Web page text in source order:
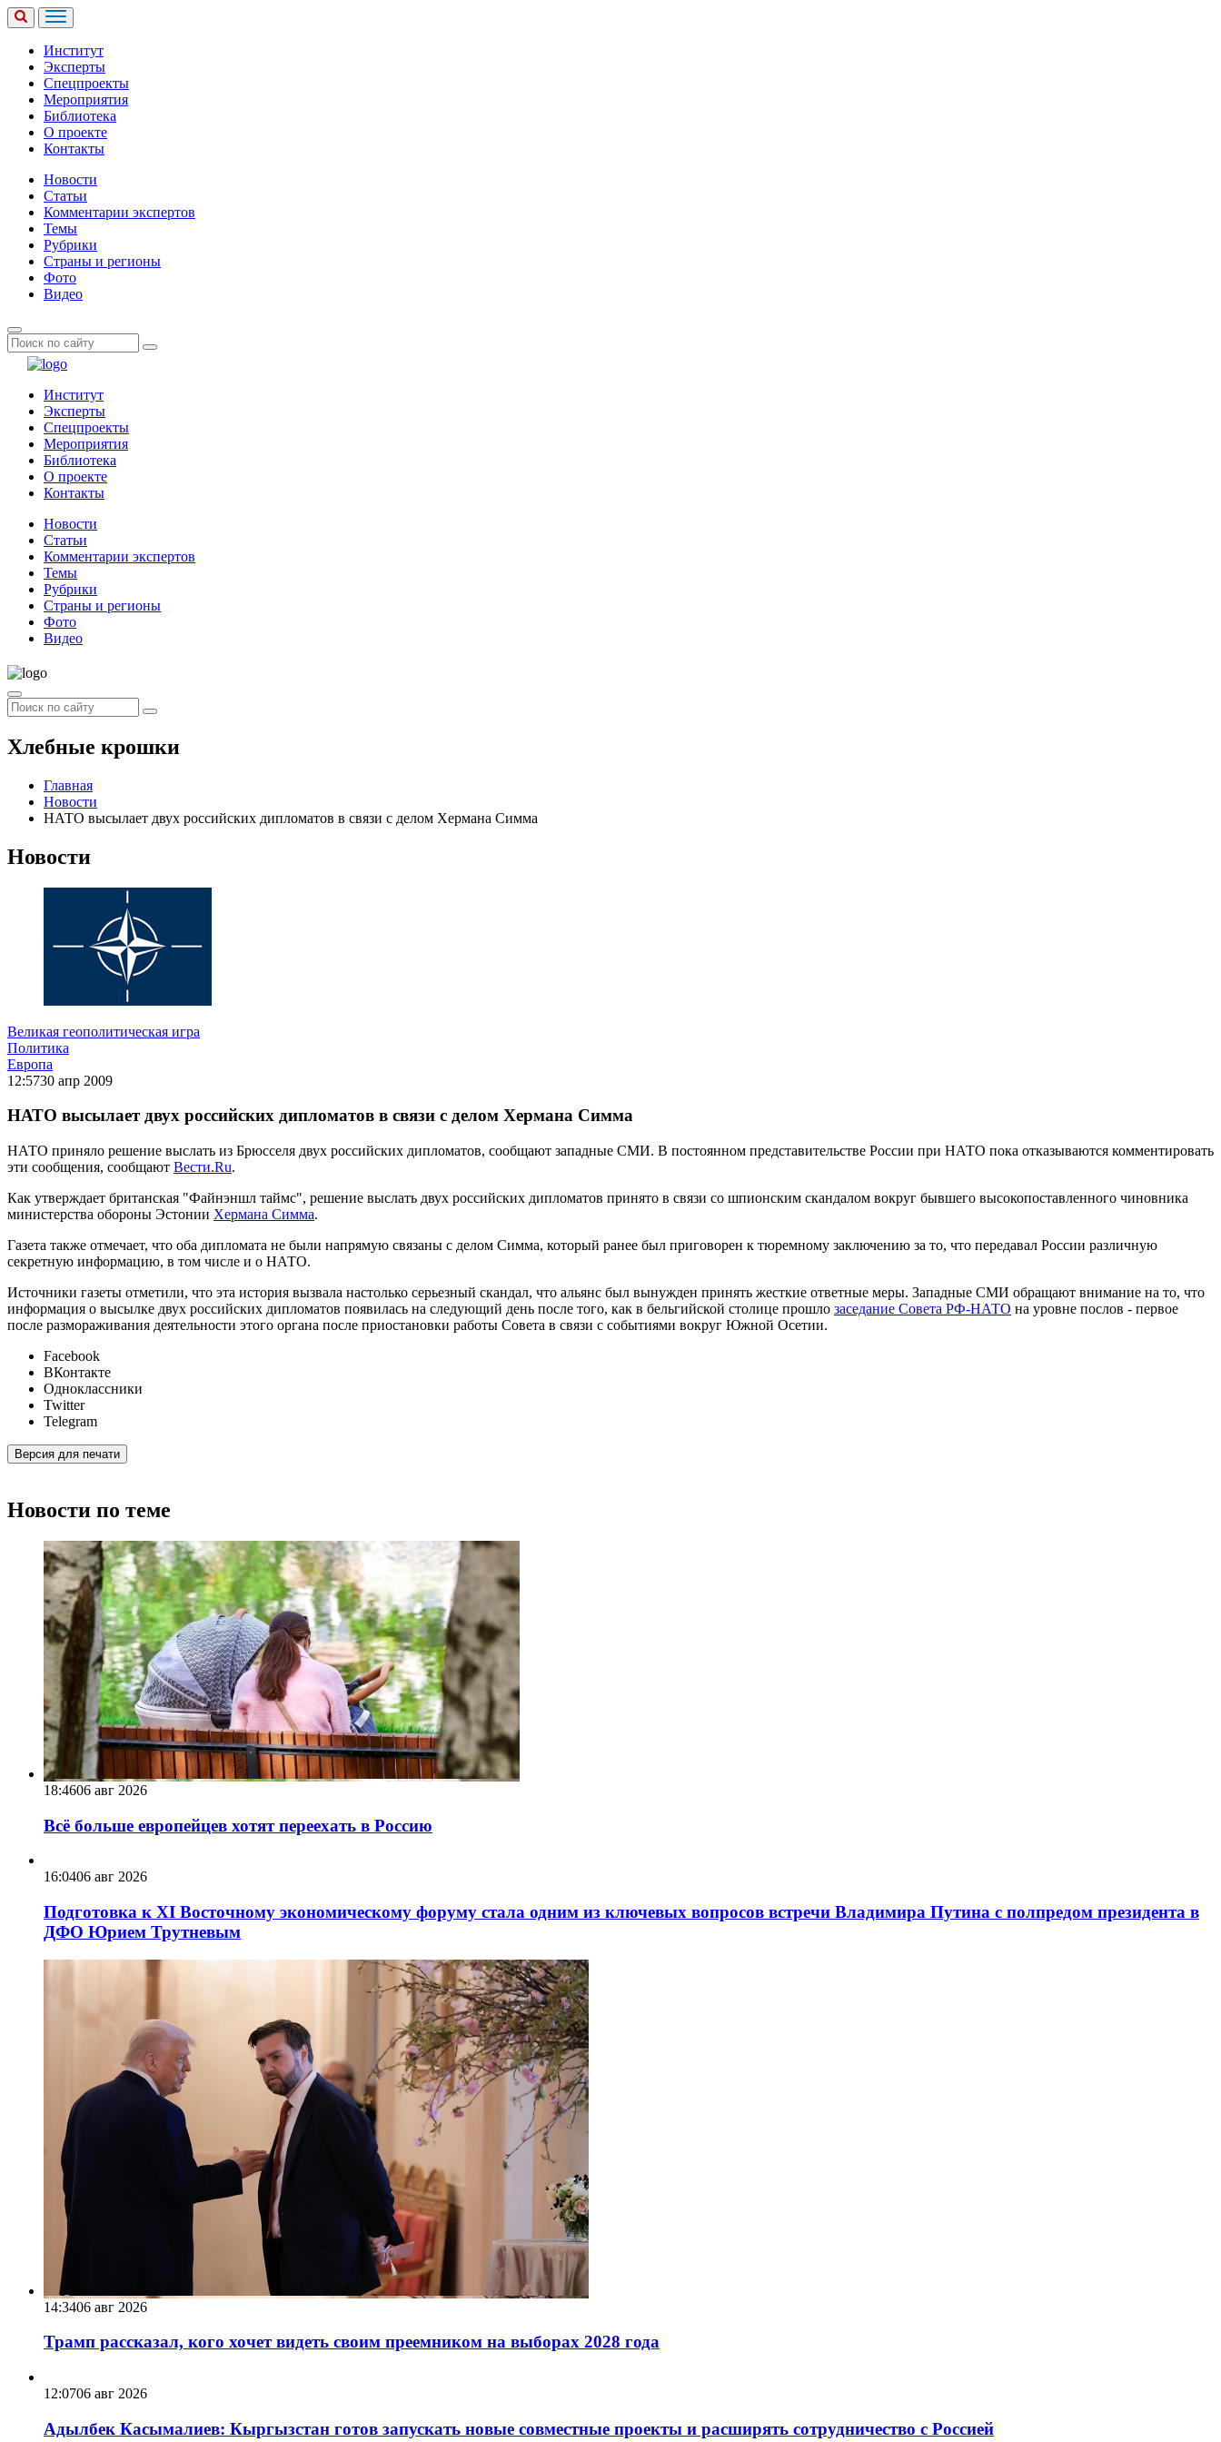
Институт
Эксперты
Спецпроекты
Мероприятия
Библиотека
О проекте
Контакты
Новости
Статьи
Комментарии экспертов
Темы
Рубрики
Страны и регионы
Фото
Видео
Институт
Эксперты
Спецпроекты
Мероприятия
Библиотека
О проекте
Контакты
Новости
Статьи
Комментарии экспертов
Темы
Рубрики
Страны и регионы
Фото
Видео
Хлебные крошки
Главная
Новости
НАТО высылает двух российских дипломатов в связи с делом Хермана Симма
Новости
Великая геополитическая игра
Политика
Европа
12:5730 апр 2009
НАТО высылает двух российских дипломатов в связи с делом Хермана Симма
НАТО приняло решение выслать из Брюсселя двух российских дипломатов, сообщают западные СМИ. В постоянном представительстве России при НАТО пока отказываются комментировать
эти сообщения, сообщают Вести.Ru.
Как утверждает британская "Файнэншл таймс", решение выслать двух российских дипломатов принято в связи со шпионским скандалом вокруг бывшего высокопоставленного чиновника
министерства обороны Эстонии Хермана Симма.
Газета также отмечает, что оба дипломата не были напрямую связаны с делом Симма, который ранее был приговорен к тюремному заключению за то, что передавал России различную
секретную информацию, в том числе и о НАТО.
Источники газеты отметили, что эта история вызвала настолько серьезный скандал, что альянс был вынужден принять жесткие ответные меры. Западные СМИ обращают внимание на то, что
информация о высылке двух российских дипломатов появилась на следующий день после того, как в бельгийской столице прошло заседание Совета РФ-НАТО на уровне послов - первое
после размораживания деятельности этого органа после приостановки работы Совета в связи с событиями вокруг Южной Осетии.
Facebook
ВКонтакте
Одноклассники
Twitter
Telegram
Версия для печати
Новости по теме
18:4606 авг 2026
Всё больше европейцев хотят переехать в Россию
16:0406 авг 2026
Подготовка к XI Восточному экономическому форуму стала одним из ключевых вопросов встречи Владимира Путина с полпредом президента в
ДФО Юрием Трутневым
14:3406 авг 2026
Трамп рассказал, кого хочет видеть своим преемником на выборах 2028 года
12:0706 авг 2026
Адылбек Касымалиев: Кыргызстан готов запускать новые совместные проекты и расширять сотрудничество с Россией